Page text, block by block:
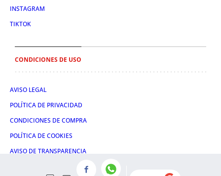
INSTAGRAM
TIKTOK
CONDICIONES DE USO
AVISO LEGAL
POLÍTICA DE PRIVACIDAD
CONDICIONES DE COMPRA
POLÍTICA DE COOKIES
AVISO DE TRANSPARENCIA